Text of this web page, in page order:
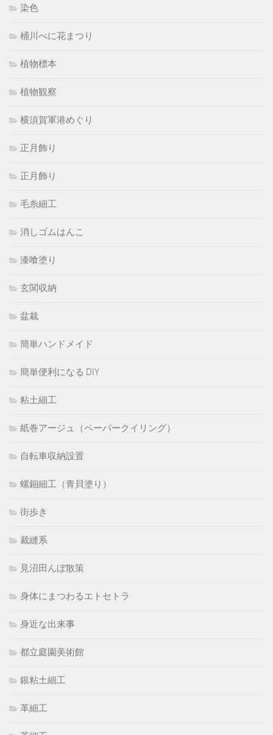
染色
桶川べに花まつり
植物標本
植物観察
横須賀軍港めぐり
正月飾り
正月飾り
毛糸細工
消しゴムはんこ
漆喰塗り
玄関収納
盆栽
簡単ハンドメイド
簡単便利になる DIY
粘土細工
紙巻アージュ（ペーパークイリング）
自転車収納設置
螺鈿細工（青貝塗り）
街歩き
裁縫系
見沼田んぼ散策
身体にまつわるエトセトラ
身近な出来事
都立庭園美術館
銀粘土細工
革細工